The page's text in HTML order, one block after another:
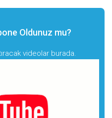
Oldunuz mu?
videolar burada.